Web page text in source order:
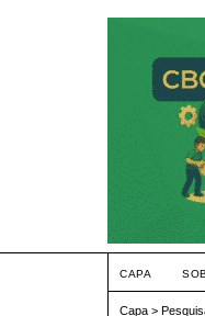
CAPA
Capa >